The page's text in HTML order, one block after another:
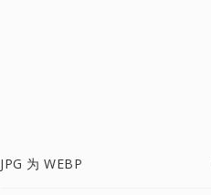
JPG 为 WEBP